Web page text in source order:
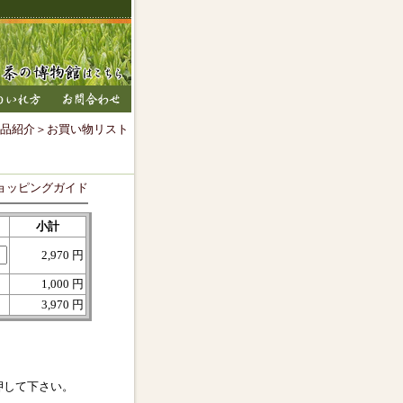
紹介 ＞お買い物リスト
ッピングガイド
小計
2,970 円
1,000 円
3,970 円
て下さい。